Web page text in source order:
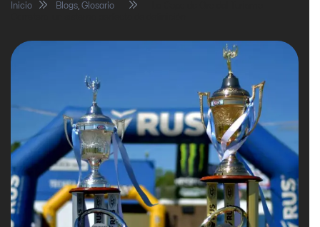
Inicio Blogs, Glosario